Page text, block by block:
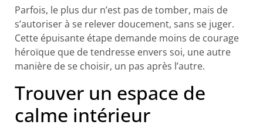
Parfois, le plus dur n’est pas de tomber, mais de
s’autoriser à se relever doucement, sans se juger.
Cette épuisante étape demande moins de courage
héroïque que de tendresse envers soi, une autre
manière de se choisir, un pas après l’autre.
Trouver un espace de
calme intérieur​